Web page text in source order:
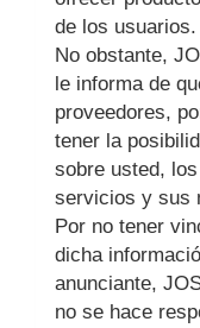
de los usuarios.
No obstante,
le informa de
proveedores,
tener la
sobre usted,
servicios y sus
Por no tener
dicha
anunciante,
no se hace